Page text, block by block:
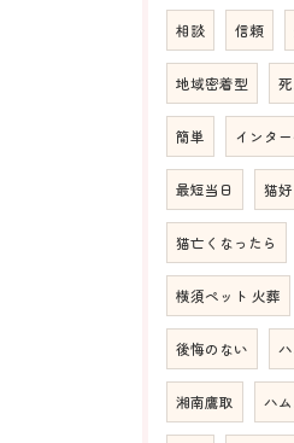
相談 信頼
地域密着型
簡単 インタ
最短当日 猫
猫亡くなったら
横須ペット 火葬
後悔のない
湘南鷹取 ハ